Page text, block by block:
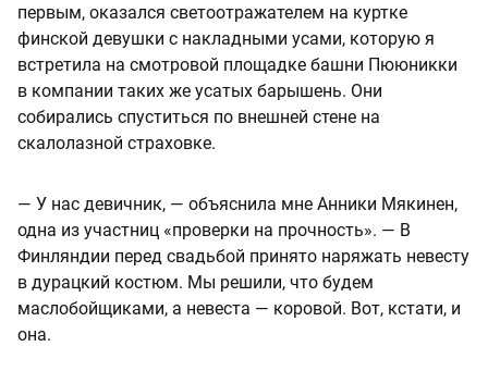
первым, оказался светоотражателем на куртке
финской девушки с накладными усами, которую я
встретила на смотровой площадке башни Пююникки
в компании таких же усатых барышень. Они
собирались спуститься по внешней стене на
скалолазной страховке.
— У нас девичник, — объяснила мне Анники Мякинен,
одна из участниц «проверки на прочность». — В
Финляндии перед свадьбой принято наряжать невесту
в дурацкий костюм. Мы решили, что будем
маслобойщиками, а невеста — коровой. Вот, кстати, и
она.